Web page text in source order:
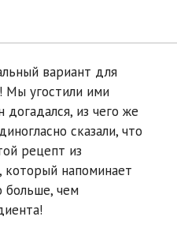
вариант для
Мы угостили ими
из чего же
сказали, что
рецепт из
который напоминает
больше, чем